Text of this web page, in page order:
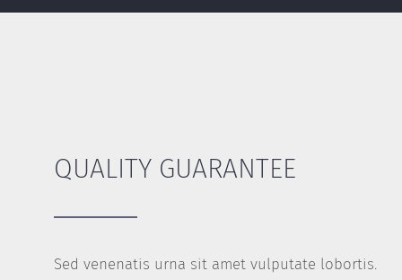
QUALITY GUARANTEE
Sed venenatis urna sit amet vulputate lobortis.